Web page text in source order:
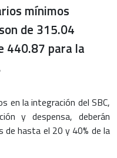
mínimos
de 315.04
440.87 para la
en la integración del SBC,
y despensa, deberán
hasta el 20 y 40% de la